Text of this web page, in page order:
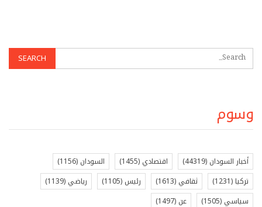
وسوم
أخبار السودان (44319) اقتصادي (1455) السودان (1156)
تركيا (1231) ثقافي (1613) رئيس (1105) رياضي (1139)
سياسي (1505) عن (1497)